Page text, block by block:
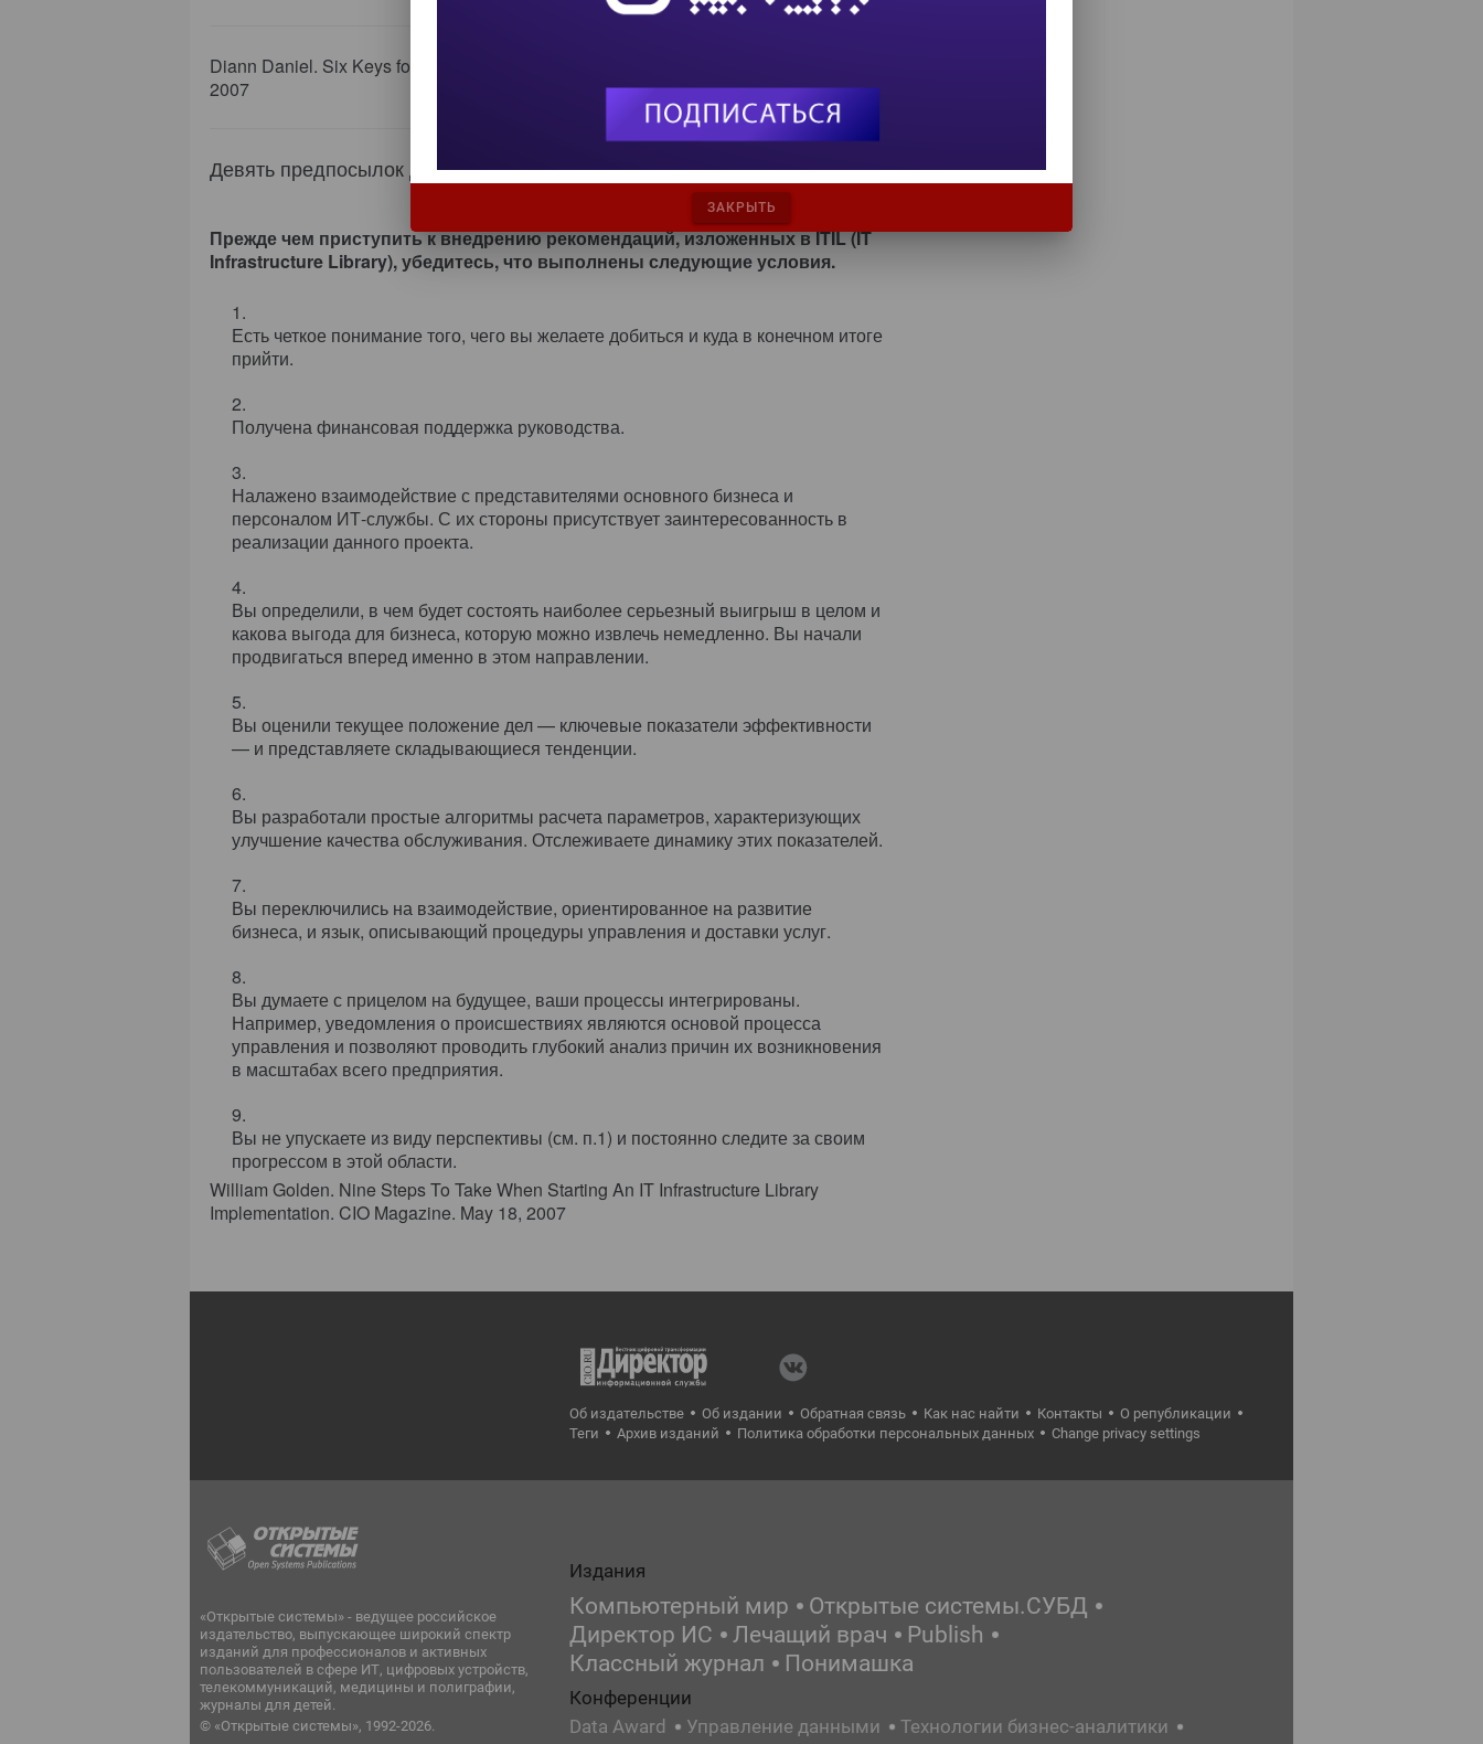
Diann Daniel. Six Keys for Creating an Innovative IT Team. CIO Magazine. August 17,
2007
Девять предпосылок для внедрения положений ITIL
Прежде чем приступить к внедрению рекомендаций, изложенных в ITIL (IT
Infrastructure Library), убедитесь, что выполнены следующие условия.
Есть четкое понимание того, чего вы желаете добиться и куда в конечном итоге
прийти.
Получена финансовая поддержка руководства.
Налажено взаимодействие с представителями основного бизнеса и
персоналом ИТ-службы. С их стороны присутствует заинтересованность в
реализации данного проекта.
Вы определили, в чем будет состоять наиболее серьезный выигрыш в целом и
какова выгода для бизнеса, которую можно извлечь немедленно. Вы начали
продвигаться вперед именно в этом направлении.
Вы оценили текущее положение дел — ключевые показатели эффективности
— и представляете складывающиеся тенденции.
Вы разработали простые алгоритмы расчета параметров, характеризующих
улучшение качества обслуживания. Отслеживаете динамику этих показателей.
Вы переключились на взаимодействие, ориентированное на развитие
бизнеса, и язык, описывающий процедуры управления и доставки услуг.
Вы думаете с прицелом на будущее, ваши процессы интегрированы.
Например, уведомления о происшествиях являются основой процесса
управления и позволяют проводить глубокий анализ причин их возникновения
в масштабах всего предприятия.
Вы не упускаете из виду перспективы (см. п.1) и постоянно следите за своим
прогрессом в этой области.
William Golden. Nine Steps To Take When Starting An IT Infrastructure Library
Implementation. CIO Magazine. May 18, 2007
Об издательстве Об издании Обратная связь Как нас найти Контакты
О републикации
Теги
Архив изданий Политика обработки персональных данных Change privacy settings
«Открытые системы» - ведущее российское
издательство, выпускающее широкий спектр
изданий для профессионалов и активных
пользователей в сфере ИТ, цифровых устройств,
телекоммуникаций, медицины и полиграфии,
журналы для детей.
© «Открытые системы», 1992-2026.
Издания
Компьютерный мир
Открытые системы.СУБД
Директор ИС
Лечащий врач
Publish
Классный журнал
Понимашка
Конференции
Data Award
Управление данными
Технологии бизнес-аналитики
ЗАКРЫТЬ